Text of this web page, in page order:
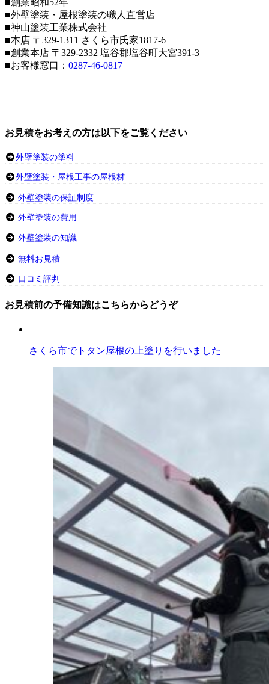
■創業昭和52年
■外壁塗装・屋根塗装の職人直営店
■神山塗装工業株式会社
■本店 〒329-1311 さくら市氏家1817-6
■創業本店 〒329-2332 塩谷郡塩谷町大宮391-3
■お客様窓口： 0287-46-0817
お見積をお考えの方は以下をご覧ください
外壁塗装の塗料
外壁塗装・屋根工事の屋根材
外壁塗装の保証制度
外壁塗装の費用
外壁塗装の知識
無料お見積
口コミ評判
お見積前の予備知識はこちらからどうぞ
さくら市でトタン屋根の上塗りを行いました